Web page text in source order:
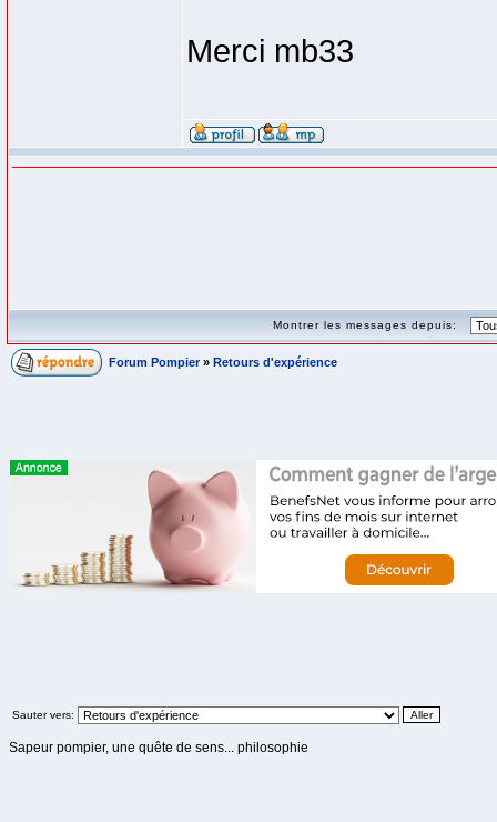
Merci mb33
Montrer les messages depuis:
Forum Pompier » Retours d'expérience
Sauter vers:
Sapeur pompier, une quête de sens... philosophie